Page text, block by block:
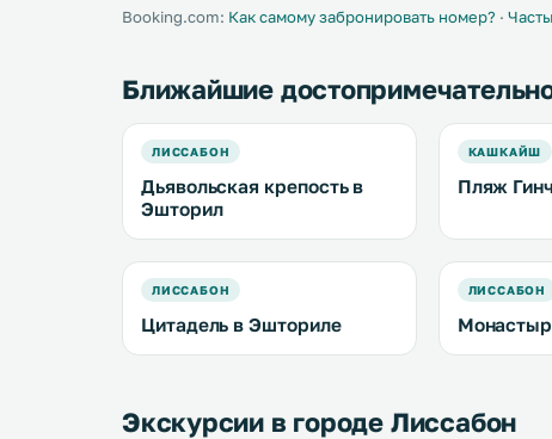
Booking.com: Как самому забронировать номер? ·
Ближайшие
ЛИССАБОН
Дьявольская крепость в
Эшторил
КАШКАЙШ
Пляж
ЛИССАБОН
Цитадель в Эшториле
ЛИССАБОН
Экскурсии в городе Лиссабон